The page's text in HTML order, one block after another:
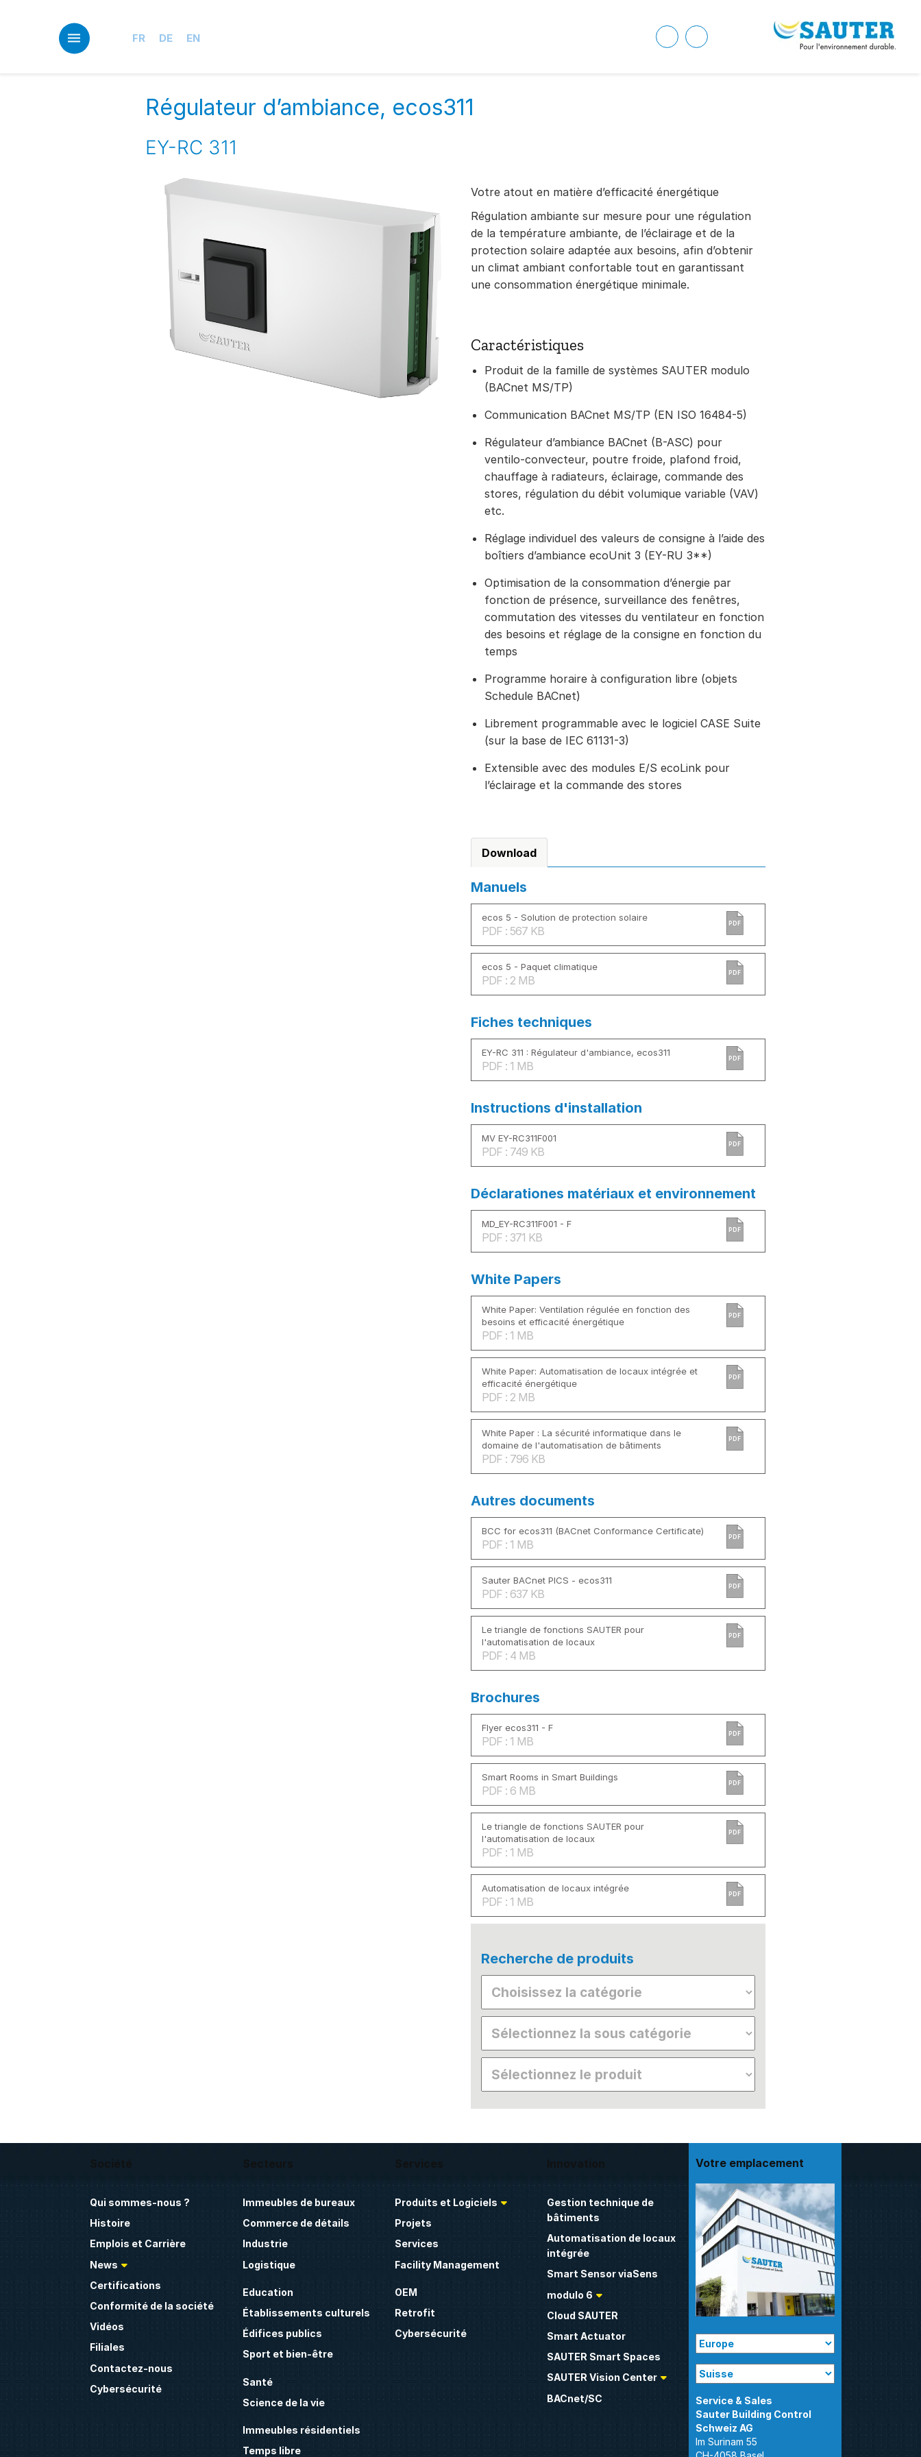
FR DE EN
Régulateur d’ambiance, ecos311
EY-RC 311
Votre atout en matière d’efficacité énergétique
Régulation ambiante sur mesure pour une régulation
de la température ambiante, de l’éclairage et de la
protection solaire adaptée aux besoins, afin d’obtenir
un climat ambiant confortable tout en garantissant
une consommation énergétique minimale.
Caractéristiques
Produit de la famille de systèmes SAUTER modulo
(BACnet MS/TP)
Communication BACnet MS/TP (EN ISO 16484-5)
Régulateur d’ambiance BACnet (B-ASC) pour
ventilo-convecteur, poutre froide, plafond froid,
chauffage à radiateurs, éclairage, commande des
stores, régulation du débit volumique variable (VAV)
etc.
Réglage individuel des valeurs de consigne à l’aide des
boîtiers d’ambiance ecoUnit 3 (EY-RU 3**)
Optimisation de la consommation d’énergie par
fonction de présence, surveillance des fenêtres,
commutation des vitesses du ventilateur en fonction
des besoins et réglage de la consigne en fonction du
temps
Programme horaire à configuration libre (objets
Schedule BACnet)
Librement programmable avec le logiciel CASE Suite
(sur la base de IEC 61131-3)
Extensible avec des modules E/S ecoLink pour
l’éclairage et la commande des stores
Download
Manuels
ecos 5 - Solution de protection solaire
PDF : 567 KB
PDF
ecos 5 - Paquet climatique
PDF : 2 MB
PDF
Fiches techniques
EY-RC 311 : Régulateur d'ambiance, ecos311
PDF : 1 MB
PDF
Instructions d'installation
MV EY-RC311F001
PDF : 749 KB
PDF
Déclarationes matériaux et environnement
MD_EY-RC311F001 - F
PDF : 371 KB
PDF
White Papers
White Paper: Ventilation régulée en fonction des
besoins et efficacité énergétique
PDF : 1 MB
PDF
White Paper: Automatisation de locaux intégrée et
efficacité énergétique
PDF : 2 MB
PDF
White Paper : La sécurité informatique dans le
domaine de l'automatisation de bâtiments
PDF : 796 KB
PDF
Autres documents
BCC for ecos311 (BACnet Conformance Certificate)
PDF : 1 MB
PDF
Sauter BACnet PICS - ecos311
PDF : 637 KB
PDF
Le triangle de fonctions SAUTER pour
l'automatisation de locaux
PDF : 4 MB
PDF
Brochures
Flyer ecos311 - F
PDF : 1 MB
PDF
Smart Rooms in Smart Buildings
PDF : 6 MB
PDF
Le triangle de fonctions SAUTER pour
l'automatisation de locaux
PDF : 1 MB
PDF
Automatisation de locaux intégrée
PDF : 1 MB
PDF
Recherche de produits
Société
Qui sommes-nous ?
Histoire
Emplois et Carrière
News
Certifications
Conformité de la société
Vidéos
Filiales
Contactez-nous
Cybersécurité
Secteurs
Immeubles de bureaux
Commerce de détails
Industrie
Logistique
Education
Établissements culturels
Édifices publics
Sport et bien-être
Santé
Science de la vie
Immeubles résidentiels
Temps libre
Services
Produits et Logiciels
Projets
Services
Facility Management
OEM
Retrofit
Cybersécurité
Innovation
Gestion technique de
bâtiments
Automatisation de locaux
intégrée
Smart Sensor viaSens
modulo 6
Cloud SAUTER
Smart Actuator
SAUTER Smart Spaces
SAUTER Vision Center
BACnet/SC
Votre emplacement
Sauter Building Control
Im Surinam 55